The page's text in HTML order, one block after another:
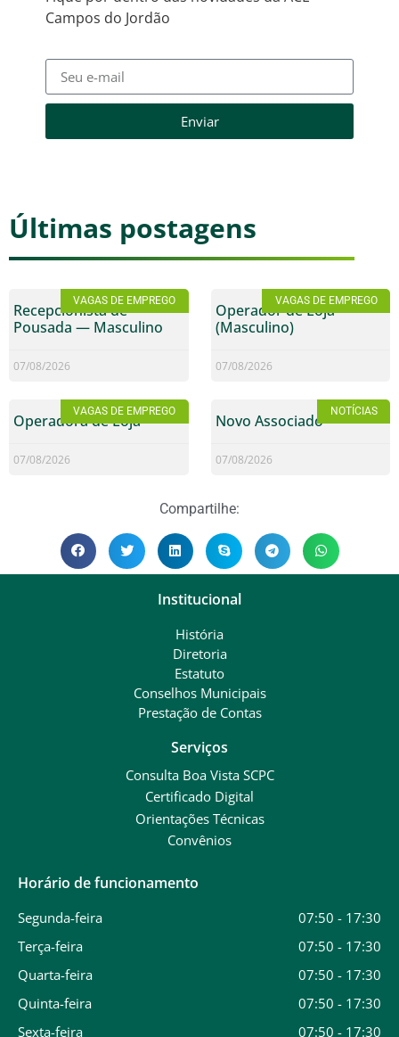
Campos do Jordão
Enviar
Últimas postagens
VAGAS DE EMPREGO
Recepcionista de
Pousada — Masculino
07/08/2026
VAGAS DE EMPREGO
Operador de Loja
(Masculino)
07/08/2026
VAGAS DE EMPREGO
Operadora de Loja
07/08/2026
NOTÍCIAS
Novo Associado
07/08/2026
Compartilhe:
Institucional
História
Diretoria
Estatuto
Conselhos Municipais
Prestação de Contas
Serviços
Consulta Boa Vista SCPC
Certificado Digital
Orientações Técnicas
Convênios
Horário de funcionamento
Segunda-feira
07:50 - 17:30
Terça-feira
07:50 - 17:30
Quarta-feira
07:50 - 17:30
Quinta-feira
07:50 - 17:30
Sexta-feira
07:50 - 17:30